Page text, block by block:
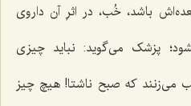
باشد، خُب، در اثرِ آن داروی
پزشک می‌گوید: نباید چیزی
که صبح ناشتا! هیچ چیز